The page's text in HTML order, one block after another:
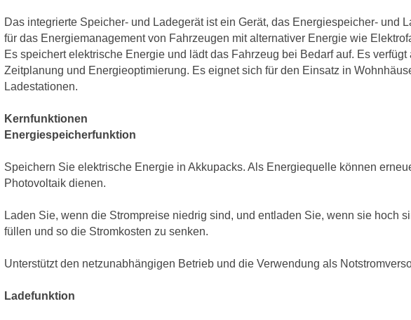
Das integrierte Speicher- und Ladegerät ist ein Gerät, das Energiespeicher- und
für das Energiemanagement von Fahrzeugen mit alternativer Energie wie
Es speichert elektrische Energie und lädt das Fahrzeug bei Bedarf auf. Es
Zeitplanung und Energieoptimierung. Es eignet sich für den Einsatz in
Ladestationen.
Kernfunktionen
Energiespeicherfunktion
Speichern Sie elektrische Energie in Akkupacks. Als Energiequelle können
Photovoltaik dienen.
Laden Sie, wenn die Strompreise niedrig sind, und entladen Sie, wenn sie hoch
füllen und so die Stromkosten zu senken.
Unterstützt den netzunabhängigen Betrieb und die Verwendung als
Ladefunktion